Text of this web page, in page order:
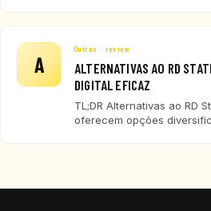
A
Outros · review
ALTERNATIVAS AO RD
DIGITAL EFICAZ
TL;DR Alternativas ao RD
oferecem opções
custo, integração e